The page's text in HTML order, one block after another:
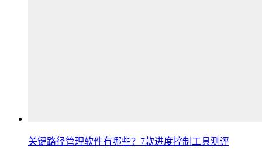
关键路径管理软件有哪些？7款进度控制工具测评